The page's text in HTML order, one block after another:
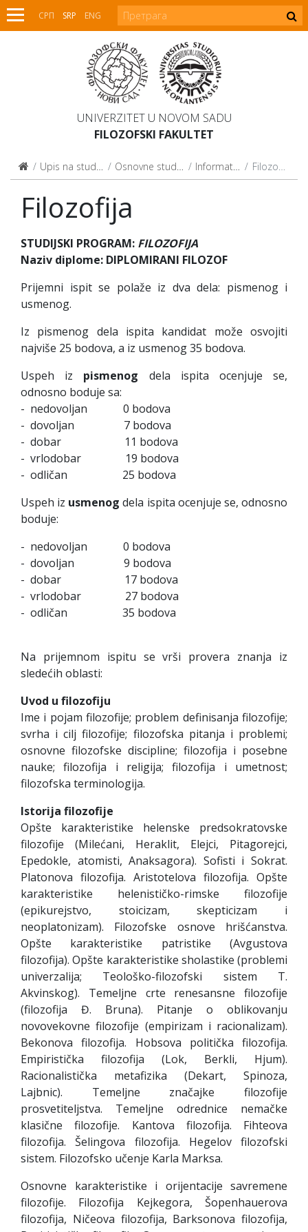
СРП SRP ENG
UNIVERZITET U NOVOM SADU
FILOZOFSKI FAKULTET
Upis na studije Osnovne studije Informator Filozofija
Filozofija
STUDIJSKI PROGRAM: FILOZOFIJA
Naziv diplome: DIPLOMIRANI FILOZOF
Prijemni ispit se polaže iz dva dela: pismenog i
usmenog.
Iz pismenog dela ispita kandidat može osvojiti
najviše 25 bodova, a iz usmenog 35 bodova.
Uspeh iz pismenog dela ispita ocenjuje se,
odnosno boduje sa:
- nedovoljan 0 bodova
- dovoljan 7 bodova
- dobar 11 bodova
- vrlodobar 19 bodova
- odličan 25 bodova
Uspeh iz usmenogdela ispita ocenjuje se, odnosno
boduje:
- nedovoljan 0 bodova
- dovoljan 9 bodova
- dobar 17 bodova
- vrlodobar 27 bodova
- odličan 35 bodova
Na prijemnom ispitu se vrši provera znanja iz
sledećih oblasti:
Uvod u filozofiju
Ime i pojam filozofije; problem definisanja filozofije;
svrha i cilj filozofije; filozofska pitanja i problemi;
osnovne filozofske discipline; filozofija i posebne
nauke; filozofija i religija; filozofija i umetnost;
filozofska terminologija.
Istorija filozofije
Opšte karakteristike helenske predsokratovske
filozofije (Milećani, Heraklit, Elejci, Pitagorejci,
Epedokle, atomisti, Anaksagora). Sofisti i Sokrat.
Platonova filozofija. Aristotelova filozofija. Opšte
karakteristike helenističko-rimske filozofije
(epikurejstvo, stoicizam, skepticizam i
neoplatonizam). Filozofske osnove hrišćanstva.
Opšte karakteristike patristike (Avgustova
filozofija). Opšte karakteristike sholastike (problemi
univerzalija; Teološko-filozofski sistem T.
Akvinskog). Temeljne crte renesansne filozofije
(filozofija Đ. Bruna). Pitanje o oblikovanju
novovekovne filozofije (empirizam i racionalizam).
Bekonova filozofija. Hobsova politička filozofija.
Empiristička filozofija (Lok, Berkli, Hjum).
Racionalistička metafizika (Dekart, Spinoza,
Lajbnic). Temeljne značajke filozofije
prosvetiteljstva. Temeljne odrednice nemačke
klasične filozofije. Kantova filozofija. Fihteova
filozofija. Šelingova filozofija. Hegelov filozofski
sistem. Filozofsko učenje Karla Marksa.
Osnovne karakteristike i orijentacije savremene
filozofije. Filozofija Kejkegora, Šopenhauerova
filozofija, Ničeova filozofija, Barksonova filozofija,